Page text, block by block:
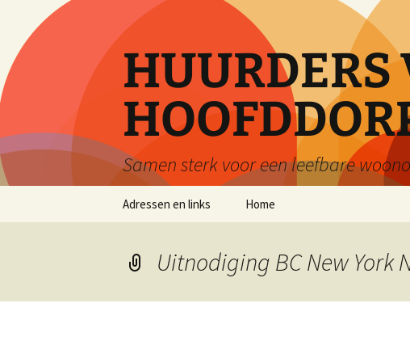
inhoud
HUURDERS
Samen sterk voor een leefbare
Adressen en links Home
Uitnodiging BC New York